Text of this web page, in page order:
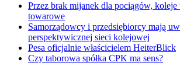
Przez brak mijanek dla pociągów, koleje
towarowe
Samorządowcy i przedsiębiorcy mają
perspektywicznej sieci kolejowej
Pesa oficjalnie właścicielem HeiterBlick
Czy taborowa spółka CPK ma sens?